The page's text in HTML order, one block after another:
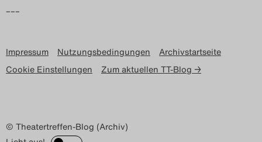
–––
Impressum Nutzungsbedingungen
Archivstartseite
Cookie Einstellungen
Zum aktuellen TT-Blog →
© Theatertreffen-Blog (Archiv)